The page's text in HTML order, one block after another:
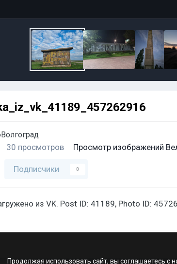
30 просмотров Просмотр изображений
Подписчики 0
из VK. Post ID: 41189, Photo ID:
Продолжая использовать сайт, вы соглашаетесь с